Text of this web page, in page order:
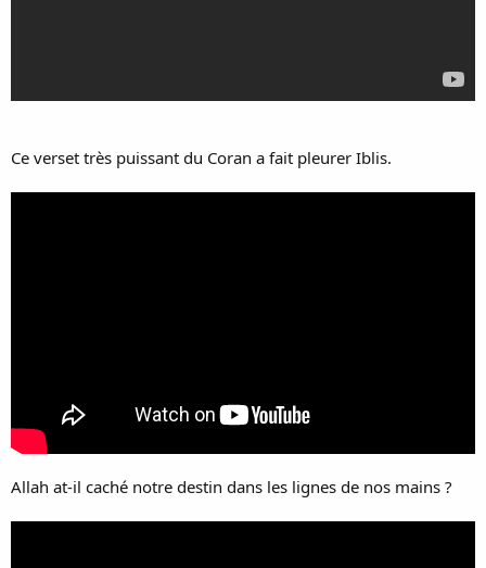
Ce verset très puissant du Coran a fait pleurer Iblis.
Allah at-il caché notre destin dans les lignes de nos mains ?